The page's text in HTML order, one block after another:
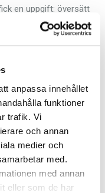
anpassa innehållet
funktioner
trafik. Vi
och annan
medier och
med.
med annan
eller som de har
en uppgift: översätt
le Rond d’Alemberts
sur l’art de
… från 1763. Det
för…
och franska till